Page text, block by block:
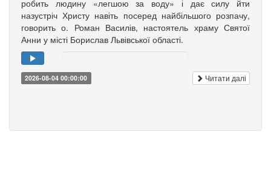
робить людину «легшою за воду» і дає силу йти
назустріч Христу навіть посеред найбільшого розпачу,
говорить о. Роман Василів, настоятель храму Святої
Анни у місті Борислав Львівської області.
2026-08-04 00:00:00 Читати далі